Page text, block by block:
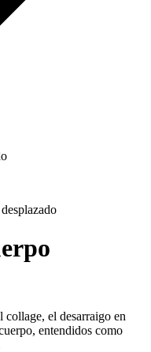
el desarraigo en
entendidos como